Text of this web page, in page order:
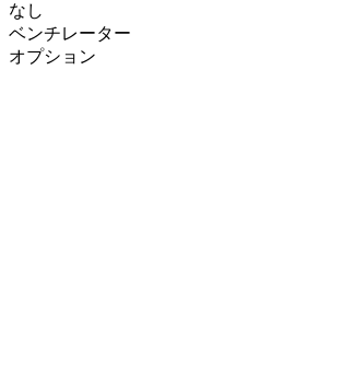
なし
ベンチレーター
オプション